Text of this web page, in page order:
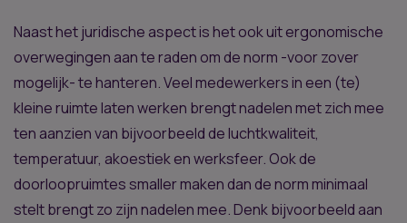
Naast het juridische aspect is het ook uit ergonomische
overwegingen aan te raden om de norm -voor zover
mogelijk- te hanteren. Veel medewerkers in een (te)
kleine ruimte laten werken brengt nadelen met zich mee
ten aanzien van bijvoorbeeld de luchtkwaliteit,
temperatuur, akoestiek en werksfeer. Ook de
doorloopruimtes smaller maken dan de norm minimaal
stelt brengt zo zijn nadelen mee. Denk bijvoorbeeld aan